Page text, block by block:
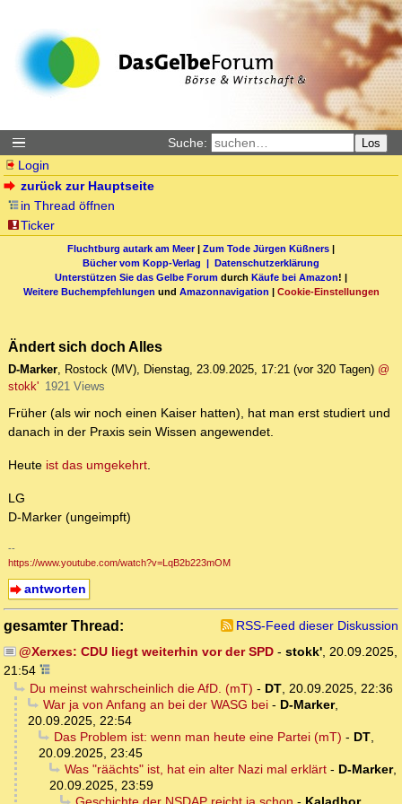
Suche: Los
Login
zurück zur Hauptseite
in Thread öffnen
Ticker
Fluchtburg autark am Meer| Zum Tode Jürgen Küßners |
Bücher vom Kopp-Verlag | Datenschutzerklärung
Unterstützen Sie das Gelbe Forum durch Käufe bei Amazon! |
Weitere Buchempfehlungen und Amazonnavigation | Cookie-Einstellungen
Ändert sich doch Alles
D-Marker, Rostock (MV), Dienstag, 23.09.2025, 17:21 (vor 320 Tagen) @
stokk' 1921 Views
Früher (als wir noch einen Kaiser hatten), hat man erst studiert und
danach in der Praxis sein Wissen angewendet.
Heute ist das umgekehrt.
LG
D-Marker (ungeimpft)
--
https://www.youtube.com/watch?v=LqB2b223mOM
antworten
gesamter Thread:
RSS-Feed dieser Diskussion
@Xerxes: CDU liegt weiterhin vor der SPD- stokk', 20.09.2025,
21:54
Du meinst wahrscheinlich die AfD. (mT) - DT, 20.09.2025, 22:36
War ja von Anfang an bei der WASG bei- D-Marker,
20.09.2025, 22:54
Das Problem ist: wenn man heute eine Partei (mT) - DT,
20.09.2025, 23:45
Was "räächts" ist, hat ein alter Nazi mal erklärt- D-Marker,
20.09.2025, 23:59